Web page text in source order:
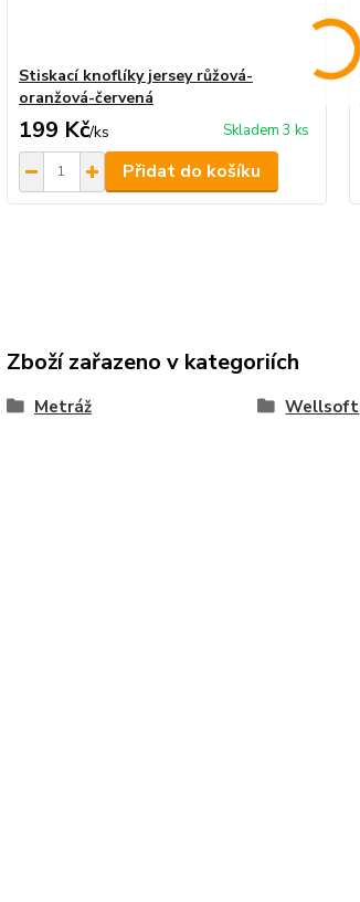
Stiskací knoflíky jersey růžová-
oranžová-červená
199 Kč/ks Skladem 3 ks
Přidat do košíku
Zboží zařazeno v kategoriích
Metráž Wellsoft